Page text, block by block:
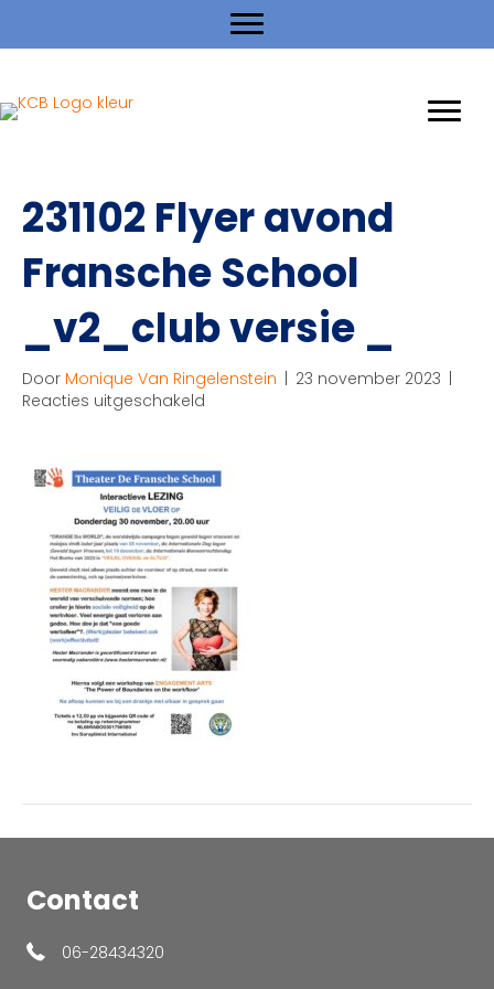
231102 Flyer avond
Fransche School
_v2_club versie _
Door Monique Van Ringelenstein 23 november 2023
Reacties uitgeschakeld
avond
Fransche
_v2_club
versie
_
Contact
06-28434320